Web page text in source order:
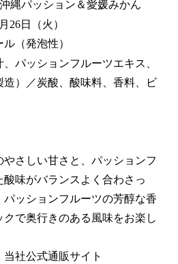
パッション＆愛媛みかん
日（火）
（発泡性）
パッションフルーツエキス、
造）／炭酸、酸味料、香料、ビ
さしい甘さと、パッションフ
味がバランスよく合わさっ
ッションフルーツの芳醇な香
クで奥行きのある風味をお楽し
社公式通販サイト